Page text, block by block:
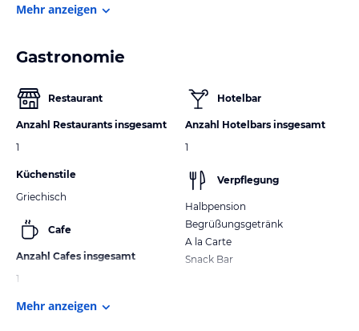
Mehr anzeigen
Gastronomie
Restaurant
Anzahl Restaurants insgesamt
1
Küchenstile
Griechisch
Cafe
Anzahl Cafes insgesamt
1
Hotelbar
Anzahl Hotelbars insgesamt
1
Verpflegung
Halbpension
Begrüßungsgetränk
A la Carte
Snack Bar
Mehr anzeigen